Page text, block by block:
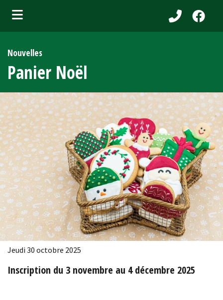
(Attraits touristiques )
(Affaires et entreprises )
Nouvelles
Panier Noël
Jeudi 30 octobre 2025
Inscription du 3 novembre au 4 décembre 2025